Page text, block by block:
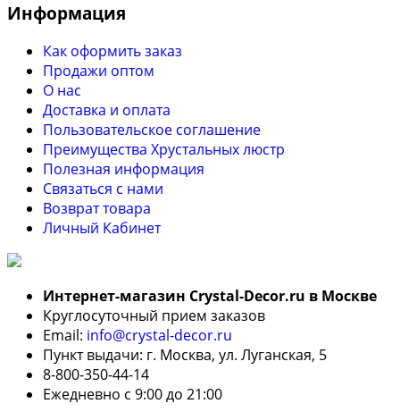
Информация
Как оформить заказ
Продажи оптом
О нас
Доставка и оплата
Пользовательское соглашение
Преимущества Хрустальных люстр
Полезная информация
Связаться с нами
Возврат товара
Личный Кабинет
Интернет-магазин Crystal-Decor.ru в Москве
Круглосуточный прием заказов
Email: info@crystal-decor.ru
Пункт выдачи: г. Москва, ул. Луганская, 5
8-800-350-44-14
Ежедневно с 9:00 до 21:00